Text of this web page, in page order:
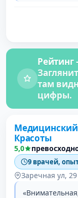
Рейтинг
там
цифры.
Проверено
Красоты
5,0
9 врачей,
Заречная ул, 29